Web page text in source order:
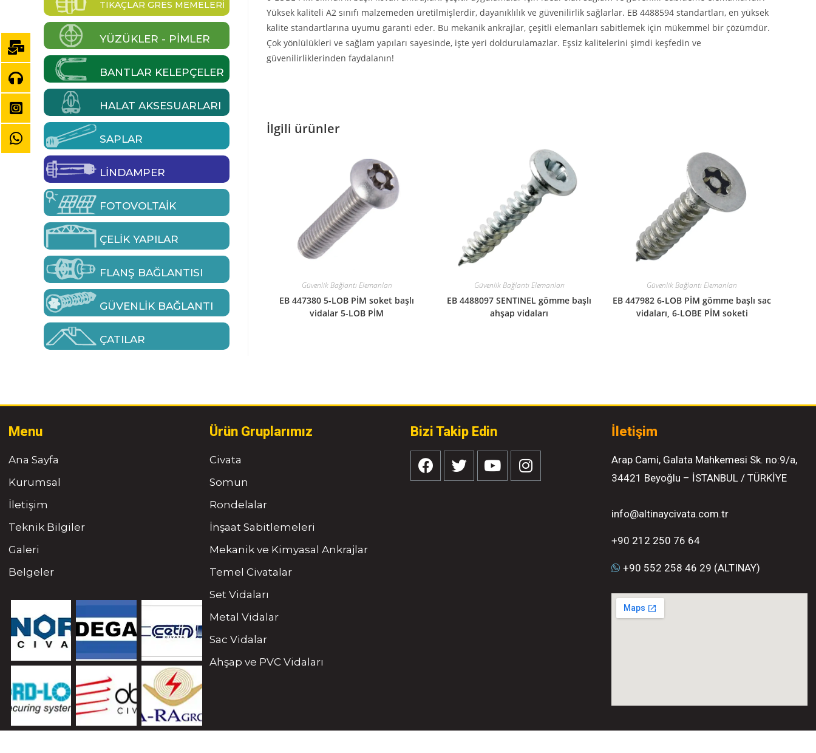
Yüksek kaliteli A2 sınıfı malzemeden üretilmişlerdir, dayanıklılık ve güvenilirlik sağlarlar. EB 4488594 standartları, en yüksek
kalite standartlarına uyumu garanti eder. Bu mekanik ankrajlar, çeşitli elemanları sabitlemek için mükemmel bir çözümdür.
Çok yönlülükleri ve sağlam yapıları sayesinde, işte yeri doldurulamazlar. Eşsiz kalitelerini şimdi keşfedin ve
güvenilirliklerinden faydalanın!
İlgili ürünler
Güvenlik Bağlantı Elemanları
EB 447380 5-LOB PİM soket başlı
vidalar 5-LOB PİM
Güvenlik Bağlantı Elemanları
EB 4488097 SENTINEL gömme başlı
ahşap vidaları
Güvenlik Bağlantı Elemanları
EB 447982 6-LOB PİM gömme başlı sac
vidaları, 6-LOBE PİM soketi
TIKAÇLAR GRES MEMELERI
YÜZÜKLER - PIMLER
BANTLAR KELEPÇELER
HALAT AKSESUARLARI
SAPLAR
LINDAMPER
FOTOVOLTAIK
ÇELIK YAPILAR
FLANŞ BAĞLANTISI
GÜVENLIK BAĞLANTI
ÇATILAR
Menu
Ana Sayfa
Kurumsal
İletişim
Teknik Bilgiler
Galeri
Belgeler
Ürün Gruplarımız
Civata
Somun
Rondelalar
İnşaat Sabitlemeleri
Mekanik ve Kimyasal Ankrajlar
Temel Civatalar
Set Vidaları
Metal Vidalar
Sac Vidalar
Ahşap ve PVC Vidaları
Bizi Takip Edin İletişim
Arap Cami, Galata Mahkemesi Sk. no:9/a,
34421 Beyoğlu – İSTANBUL / TÜRKİYE
info@altinaycivata.com.tr
+90 212 250 76 64
+90 552 258 46 29 (ALTINAY)